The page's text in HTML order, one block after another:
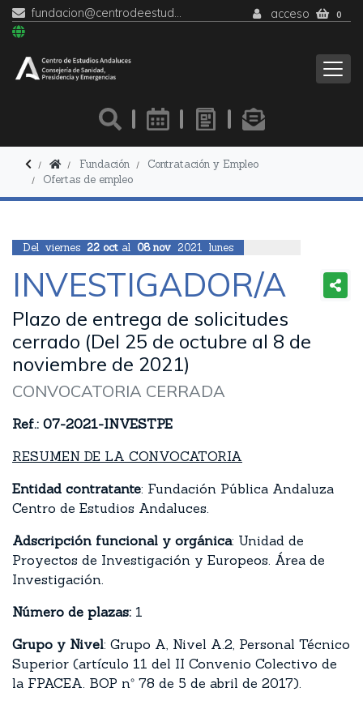
fundacion@centrodeestudiosandaluces.es acceso 0
Fundación
Contratación y Empleo
Ofertas de empleo
Del viernes 22 oct al 08 nov 2021 lunes
INVESTIGADOR/A
Plazo de entrega de solicitudes
cerrado (Del 25 de octubre al 8 de
noviembre de 2021)
CONVOCATORIA CERRADA
Ref.: 07-2021-INVESTPE
RESUMEN DE LA CONVOCATORIA
Entidad contratante: Fundación Pública Andaluza
Centro de Estudios Andaluces.
Adscripción funcional y orgánica: Unidad de
Proyectos de Investigación y Europeos. Área de
Investigación.
Número de plazas: 1
Grupo y Nivel: Grupo A, Nivel A.2, Personal Técnico
Superior (artículo 11 del II Convenio Colectivo de
la FPACEA. BOP nº 78 de 5 de abril de 2017).